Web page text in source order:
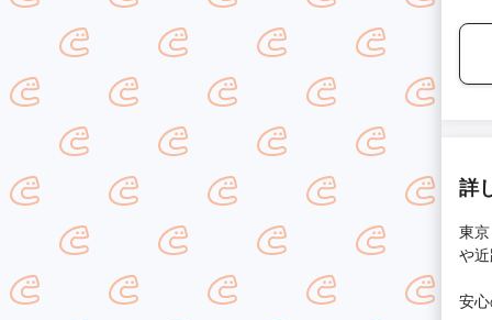
詳
東
や
安